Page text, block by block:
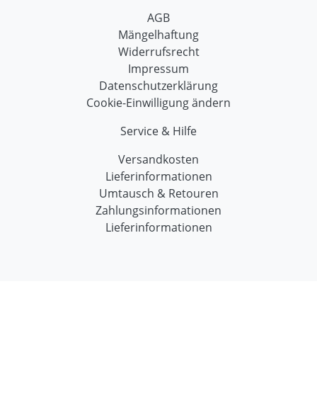
AGB
Mängelhaftung
Widerrufsrecht
Impressum
Datenschutzerklärung
Cookie-Einwilligung ändern
Service & Hilfe
Versandkosten
Lieferinformationen
Umtausch & Retouren
Zahlungsinformationen
Lieferinformationen